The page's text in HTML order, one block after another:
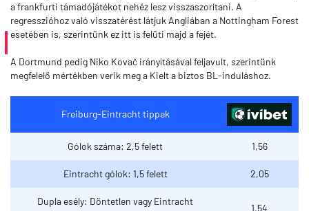
a frankfurti támadójátékot nehéz lesz visszaszorítani. A
regresszióhoz való visszatérést látjuk Angliában a Nottingham Forest
esetében is, szerintünk ez itt is felüti majd a fejét.
A Dortmund pedig Niko Kovač irányításával feljavult, szerintünk
megfelelő mértékben verik meg a Kielt a biztos BL-induláshoz.
Freiburg-Eintracht tippek
Gólok száma: 2,5 felett 1,56
Eintracht gólok: 1,5 felett 2,05
Dupla esély: Döntetlen vagy Eintracht
1,54